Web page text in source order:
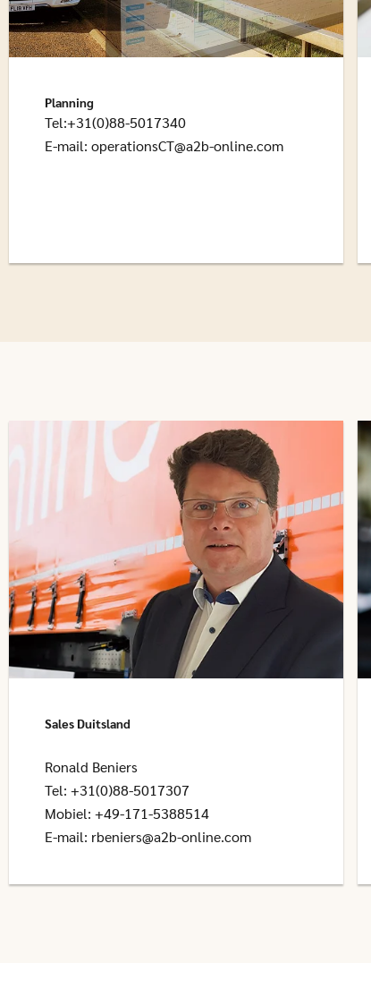
Planning
Tel:+31(0)88-5017340
E-mail:operationsCT@a2b-online.com
Sales Duitsland
Ronald Beniers
Tel: +31(0)88-5017307
Mobiel:+49-171-5388514
E-mail: rbeniers@a2b-online.com